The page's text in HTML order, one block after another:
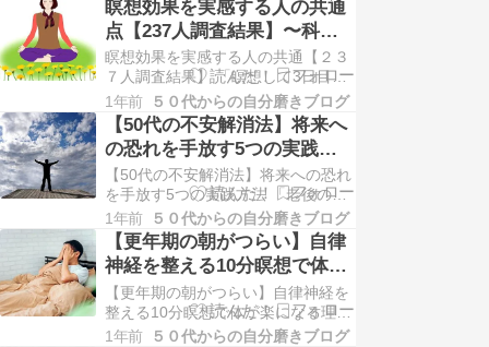
面の方に年齢を伝えると、必ずこう
言われます。多くの方が私を40代後
半から50代前半だと思われるようで
す。 特別な美容法？高額なサプリメ
ント？…
瞑想効果を実感する人の共通
点【237人調査結果】〜科学
とスピリチュアルが出会う場
所〜
瞑想効果を実感する人の共通【２３
７人調査結果】 「瞑想して3日目、
突然涙が止まらなくなった」 「1週
間続けたら、亡くなった祖母の夢を
見た」 「呼吸に意識を向けていた
ら、子供の頃の記憶が鮮明に蘇って
きた」 瞑想を始めると、思いもよら
ない体験をする人が少なくありませ
ん。 これらは単…
1年前 ５０代からの自分磨きブログ
【50代の不安解消法】将来へ
の恐れを手放す5つの実践方
法
【50代の不安解消法】将来への恐れ
を手放す5つの実践方法 「老後の資
金は足りるだろうか...」 「このまま
健康でいられるだろうか...」 「もし
一人になってしまったら...」 50代に
なると、こんな不安が次から次へと
湧いてきませんか？ 実は私も、50
代でアパレルデザイナーの仕事を…
1年前 ５０代からの自分磨きブログ
【更年期の朝がつらい】自律
神経を整える10分瞑想で体が
楽になる理由
【更年期の朝がつらい】自律神経を
整える10分瞑想で体が楽になる理由
朝、目覚ましが鳴っても体が重くて
1年前 ５０代からの自分磨きブログ